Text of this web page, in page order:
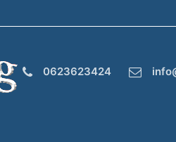
0623623424